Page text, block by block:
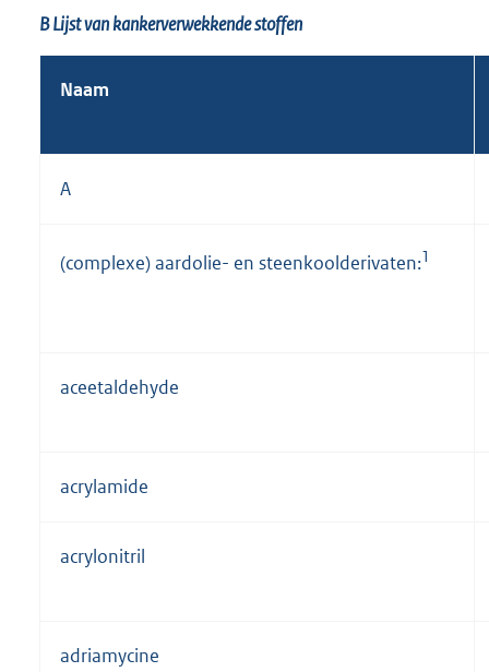
B Lijst van kankerverwekkende stoffen
Naam
A
(complexe) aardolie- en steenkoolderivaten:1
aceetaldehyde
acrylamide
acrylonitril
adriamycine